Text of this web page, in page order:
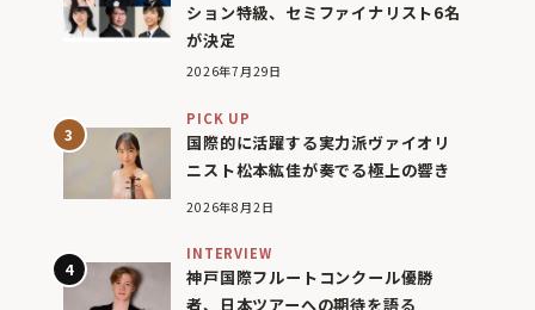
ション特級、セミファイナリスト6名
が決定
2026年7月29日
PICK UP
国際的に活躍する実力派ヴァイオリ
ニスト松本紘佳が奏でる極上の響き
2026年8月2日
INTERVIEW
神戸国際フルートコンクール優勝
者、日本ツアーへの期待を語る